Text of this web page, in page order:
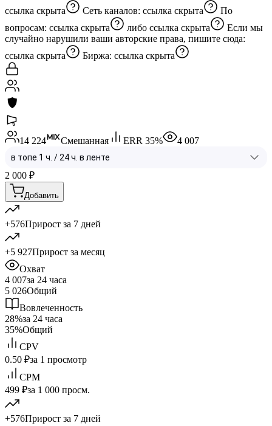
ссылка скрыта
Сеть каналов: ссылка скрыта
По
вопросам: ссылка скрыта либо ссылка скрыта
Если мы
случайно нарушили ваши авторские права, пишите сюда:
ссылка скрыта
Биржа: ссылка скрыта
14 224 Смешанная ERR 35% 4 007
2 000 ₽
Добавить
+576Прирост за 7 дней
+5 927Прирост за месяц
Охват
4 007за 24 часа
5 026Общий
Вовлеченность
28%за 24 часа
35%Общий
CPV
0.50 ₽за 1 просмотр
CPM
499 ₽за 1 000 просм.
+576Прирост за 7 дней